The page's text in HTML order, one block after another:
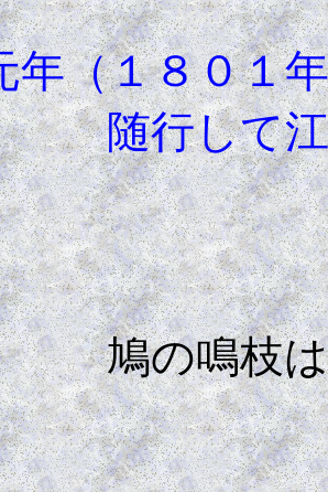
（１８０１
随行して
小
鳩の鳴枝